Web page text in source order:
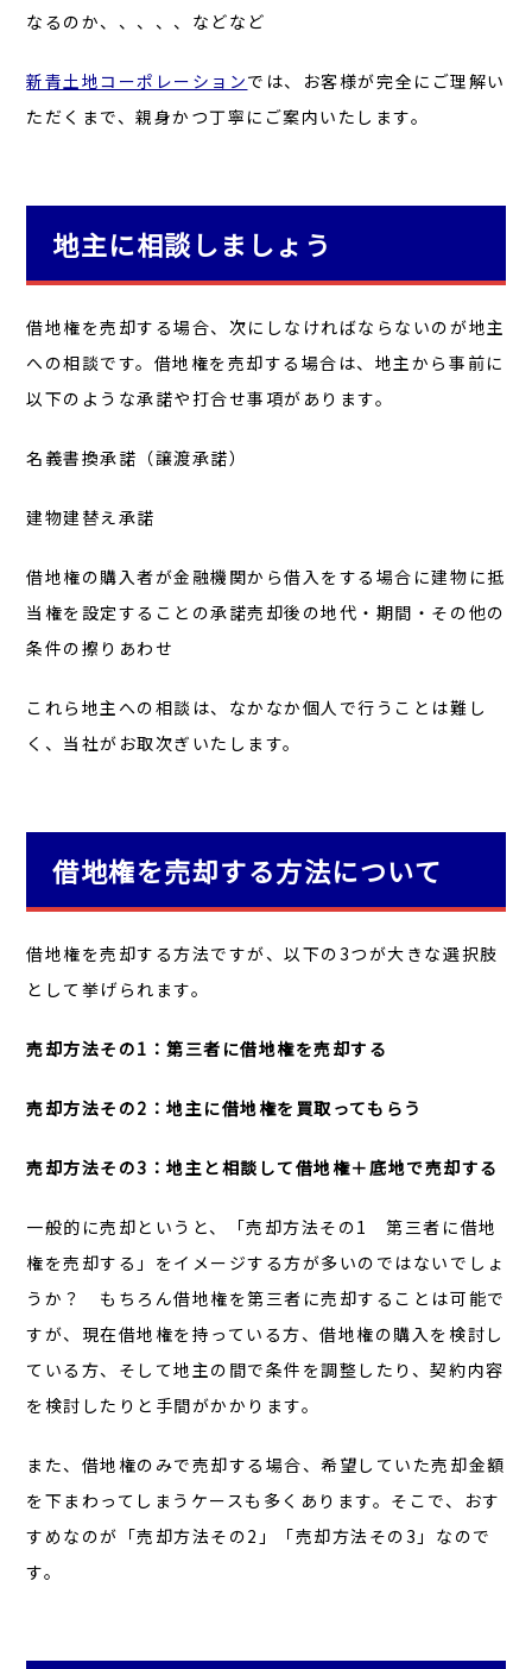
なるのか、、、、、などなど
新青土地コーポレーションでは、お客様が完全にご理解い
ただくまで、親身かつ丁寧にご案内いたします。
地主に相談しましょう
借地権を売却する場合、次にしなければならないのが地主
への相談です。借地権を売却する場合は、地主から事前に
以下のような承諾や打合せ事項があります。
名義書換承諾（譲渡承諾）
建物建替え承諾
借地権の購入者が金融機関から借入をする場合に建物に抵
当権を設定することの承諾売却後の地代・期間・その他の
条件の擦りあわせ
これら地主への相談は、なかなか個人で行うことは難し
く、当社がお取次ぎいたします。
借地権を売却する方法について
借地権を売却する方法ですが、以下の3つが大きな選択肢
として挙げられます。
売却方法その1：第三者に借地権を売却する
売却方法その2：地主に借地権を買取ってもらう
売却方法その3：地主と相談して借地権＋底地で売却する
一般的に売却というと、「売却方法その1 第三者に借地
権を売却する」をイメージする方が多いのではないでしょ
うか？ もちろん借地権を第三者に売却することは可能で
すが、現在借地権を持っている方、借地権の購入を検討し
ている方、そして地主の間で条件を調整したり、契約内容
を検討したりと手間がかかります。
また、借地権のみで売却する場合、希望していた売却金額
を下まわってしまうケースも多くあります。そこで、おす
すめなのが「売却方法その2」「売却方法その3」なので
す。